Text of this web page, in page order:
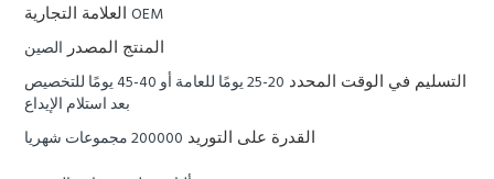
العلامة التجاريةOEM
المنتج المصدرالصين
التسليم في الوقت المحدد
20-25 يومًا للعامة أو 40-45 يومًا للتخصيص
بعد استلام الإيداع
القدرة على التوريد 200000 مجموعات شهريا